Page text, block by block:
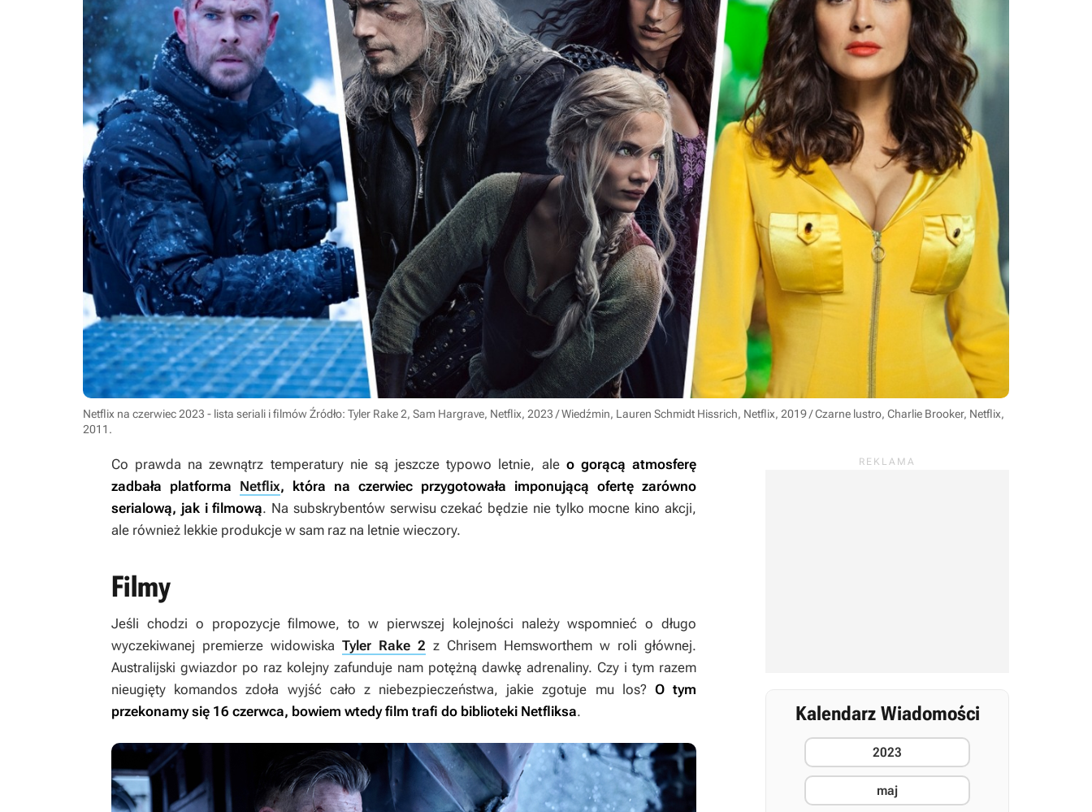
Netflix na czerwiec 2023 - lista seriali i filmówŹródło: Tyler Rake 2, Sam Hargrave, Netflix, 2023 / Wiedźmin, Lauren Schmidt Hissrich, Netflix, 2019 / Czarne lustro, Charlie Brooker, Netflix,
2011 .
Co prawda na zewnątrz temperatury nie są jeszcze typowo letnie, ale o gorącą atmosferę
zadbała platforma Netflix, która na czerwiec przygotowała imponującą ofertę zarówno
serialową, jak i filmową. Na subskrybentów serwisu czekać będzie nie tylko mocne kino akcji,
ale również lekkie produkcje w sam raz na letnie wieczory.
Filmy
Jeśli chodzi o propozycje filmowe, to w pierwszej kolejności należy wspomnieć o długo
wyczekiwanej premierze widowiska Tyler Rake 2 z Chrisem Hemsworthem w roli głównej.
Australijski gwiazdor po raz kolejny zafunduje nam potężną dawkę adrenaliny. Czy i tym razem
nieugięty komandos zdoła wyjść cało z niebezpieczeństwa, jakie zgotuje mu los? O tym
przekonamy się 16 czerwca, bowiem wtedy film trafi do biblioteki Netfliksa. Kalendarz Wiadomości
2023
maj